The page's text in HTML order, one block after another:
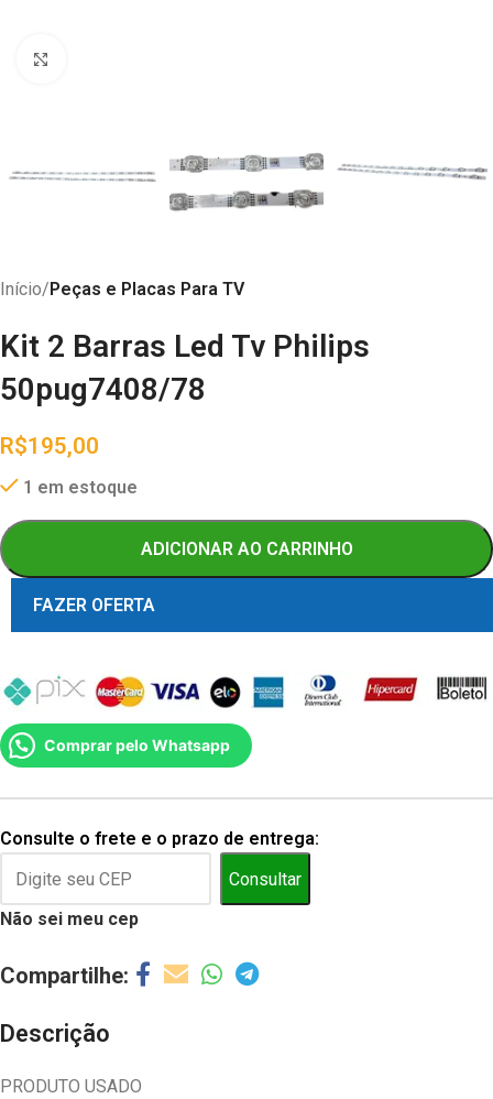
Início Peças e Placas Para TV
Kit 2 Barras Led Tv Philips
50pug7408/78
R$195,00
1 em estoque
ADICIONAR AO CARRINHO
FAZER OFERTA
Comprar pelo Whatsapp
Consulte o frete e o prazo de entrega:
Consultar
Não sei meu cep
Descrição
PRODUTO USADO